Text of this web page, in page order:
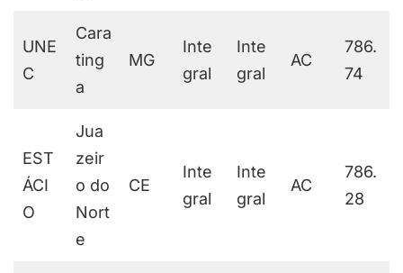
UNE
C
Cara
ting
a
MG
Inte
gral
Inte
gral
AC
786.
74
EST
ÁCI
O
Jua
zeir
o do
Nort
e
CE
Inte
gral
Inte
gral
AC
786.
28